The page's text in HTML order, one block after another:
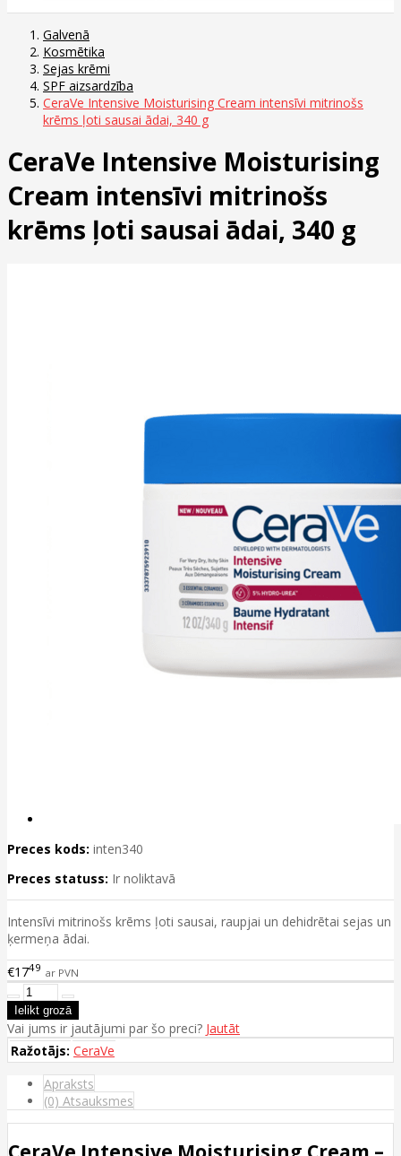
Galvenā
Kosmētika
Sejas krēmi
SPF aizsardzība
CeraVe Intensive Moisturising Cream intensīvi mitrinošs
krēms ļoti sausai ādai, 340 g
CeraVe Intensive Moisturising
Cream intensīvi mitrinošs
krēms ļoti sausai ādai, 340 g
Preces kods: inten340
Preces statuss: Ir noliktavā
Intensīvi mitrinošs krēms ļoti sausai, raupjai un dehidrētai sejas un
ķermeņa ādai.
€1749 ar PVN
Vai jums ir jautājumi par šo preci? Jautāt
Ražotājs: CeraVe
Apraksts
(0) Atsauksmes